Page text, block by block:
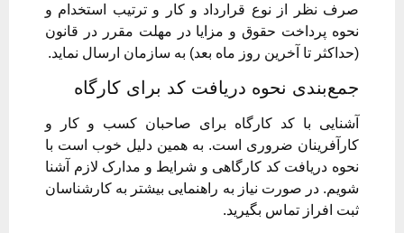
صرف نظر از نوع قرارداد و کار و ترتیب استخدام و
نحوه پرداخت حقوق و مزایا در مهلت مقرر در قانون
(حداکثر تا آخرین روز ماه بعد) به سازمان ارسال نماید.
جمع‌بندی نحوه دریافت کد برای کارگاه
آشنایی با کد کارگاه برای صاحبان کسب و کار و
کارآفرینان ضروری است. به همین دلیل خوب است با
نحوه دریافت کد کارگاهی و شرایط و مدارک لازم آشنا
شویم. در صورت نیاز به راهنمایی بیشتر به کارشناسان
ثبت افراز تماس بگیرید.